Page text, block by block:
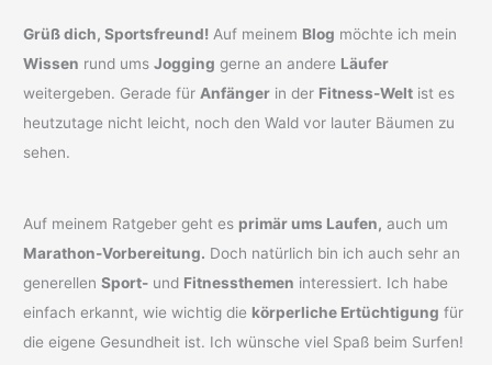
Grüß dich, Sportsfreund! Auf meinem Blog möchte ich mein
Wissen rund umsJogging gerne an andere Läufer
weitergeben. Gerade für Anfänger in der Fitness-Welt ist es
heutzutage nicht leicht, noch den Wald vor lauter Bäumen zu
sehen.
Auf meinem Ratgeber geht es primär ums Laufen, auch um
Marathon-Vorbereitung. Doch natürlich bin ich auch sehr an
generellenSport- und Fitnessthemen interessiert. Ich habe
einfach erkannt, wie wichtig die körperliche Ertüchtigung für
die eigene Gesundheit ist. Ich wünsche viel Spaß beim Surfen!